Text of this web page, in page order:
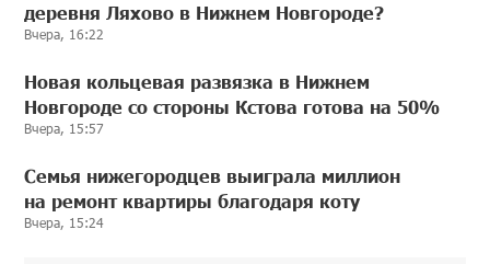
деревня Ляхово в Нижнем Новгороде?
Вчера, 16:22
Новая кольцевая развязка в Нижнем
Новгороде со стороны Кстова готова на 50%
Вчера, 15:57
Семья нижегородцев выиграла миллион
на ремонт квартиры благодаря коту
Вчера, 15:24